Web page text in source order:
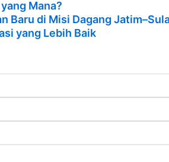
Mana?
Baru di Misi Dagang
yang Lebih Baik